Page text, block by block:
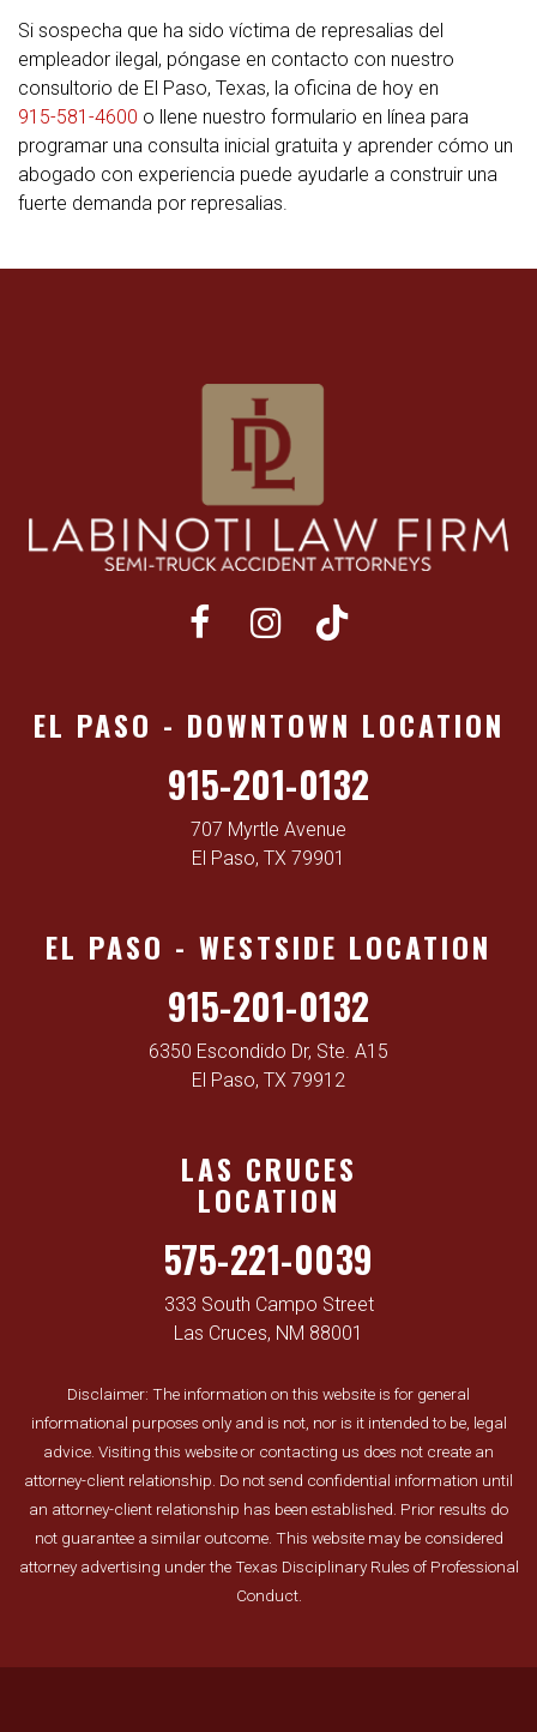
Si sospecha que ha sido víctima de represalias del
empleador ilegal, póngase en contacto con nuestro
consultorio de El Paso, Texas, la oficina de hoy en
915-581-4600 o llene nuestro formulario en línea para
programar una consulta inicial gratuita y aprender cómo un
abogado con experiencia puede ayudarle a construir una
fuerte demanda por represalias.
EL PASO - DOWNTOWN LOCATION
915-201-0132
707 Myrtle Avenue
El Paso, TX 79901
EL PASO - WESTSIDE LOCATION
915-201-0132
6350 Escondido Dr, Ste. A15
El Paso, TX 79912
LAS CRUCES
LOCATION
575-221-0039
333 South Campo Street
Las Cruces, NM 88001
Disclaimer: The information on this website is for general
informational purposes only and is not, nor is it intended to be, legal
advice. Visiting this website or contacting us does not create an
attorney-client relationship. Do not send confidential information until
an attorney-client relationship has been established. Prior results do
not guarantee a similar outcome. This website may be considered
attorney advertising under the Texas Disciplinary Rules of Professional
Conduct.